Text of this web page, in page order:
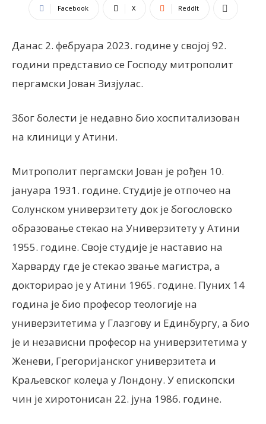
Facebook X ReddIt
Данас 2. фебруара 2023. године у својој 92.
години представио се Господу митрополит
пергамски Јован Зизјулас.
Због болести је недавно био хоспитализован
на клиници у Атини.
Митрополит пергамски Јован је рођен 10.
јануара 1931. године. Студије је отпочео на
Солунском универзитету док је богословско
образовање стекао на Универзитету у Атини
1955. године. Своје студије је наставио на
Харварду где је стекао звање магистра, а
докторирао је у Атини 1965. године. Пуних 14
година је био професор теологије на
универзитетима у Глазгову и Единбургу, а био
је и независни професор на универзитетима у
Женеви, Грегоријанског универзитета и
Краљевског колеџа у Лондону. У епископски
чин је хиротонисан 22. јуна 1986. године.